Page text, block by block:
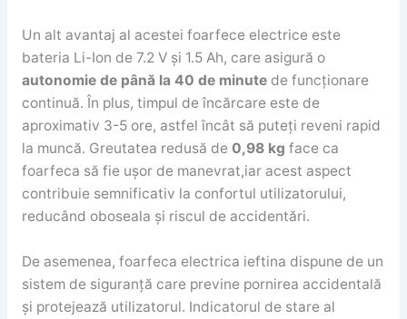
Un alt avantaj al acestei foarfece electrice este
bateria Li-Ion de 7.2 V și 1.5 Ah, care asigură o
autonomie de până la 40 de minutede funcționare
continuă. În plus, timpul de încărcare este de
aproximativ 3-5 ore, astfel încât să puteți reveni rapid
la muncă. Greutatea redusă de 0,98 kg face ca
foarfeca să fie ușor de manevrat,iar acest aspect
contribuie semnificativ la confortul utilizatorului,
reducând oboseala și riscul de accidentări.
De asemenea, foarfeca electrica ieftina dispune de un
sistem de siguranță care previne pornirea accidentală
și protejează utilizatorul. Indicatorul de stare al